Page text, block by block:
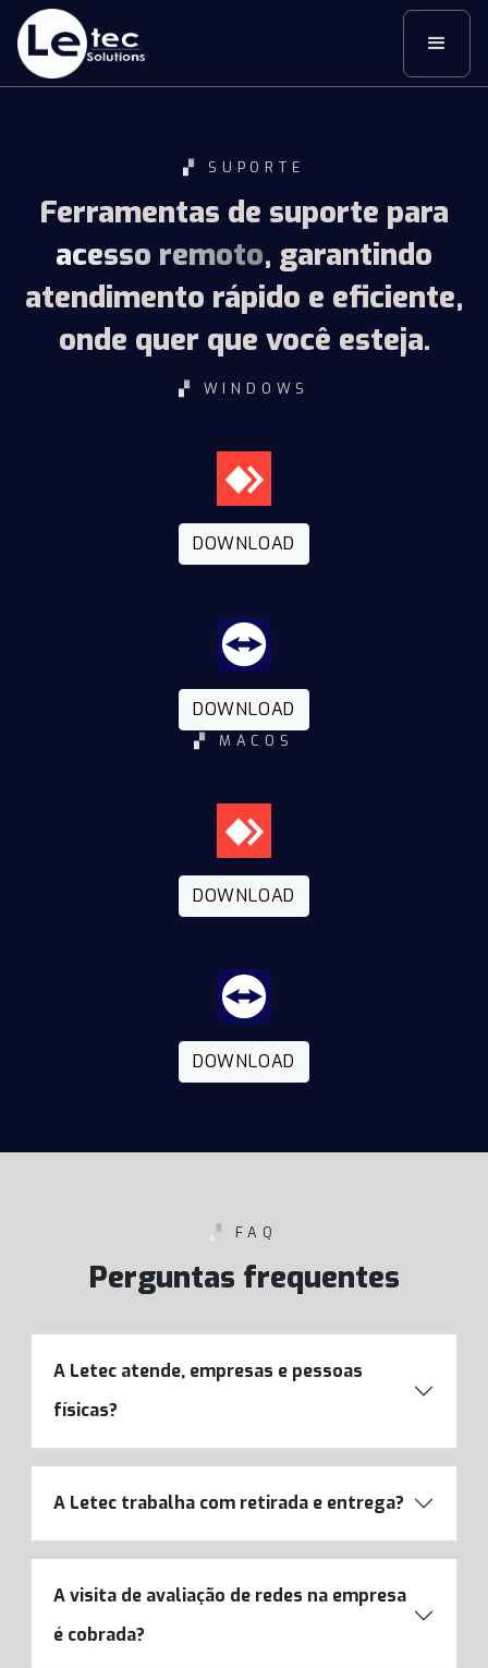
▞ SUPORTE
Ferramentas de suporte para
acesso remoto, garantindo
atendimento rápido e eficiente,
onde quer que você esteja.
▞ WINDOWS
DOWNLOAD
DOWNLOAD
▞ MACOS
DOWNLOAD
DOWNLOAD
▞ FAQ
Perguntas frequentes
A Letec atende, empresas e pessoas
físicas?
A Letec trabalha com retirada e entrega?
A visita de avaliação de redes na empresa
é cobrada?